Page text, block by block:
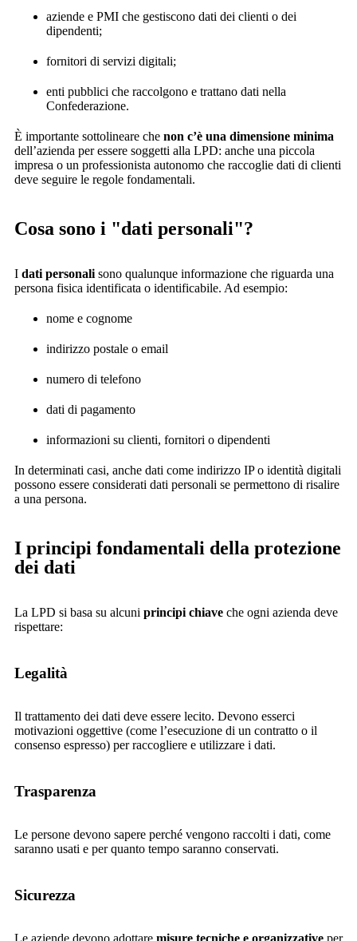
aziende e PMI che gestiscono dati dei clienti o dei
dipendenti;
fornitori di servizi digitali;
enti pubblici che raccolgono e trattano dati nella
Confederazione.
È importante sottolineare che non c’è una dimensione minima
dell’azienda per essere soggetti alla LPD: anche una piccola
impresa o un professionista autonomo che raccoglie dati di clienti
deve seguire le regole fondamentali.
Cosa sono i "dati personali"?
I dati personali sono qualunque informazione che riguarda una
persona fisica identificata o identificabile. Ad esempio:
nome e cognome
indirizzo postale o email
numero di telefono
dati di pagamento
informazioni su clienti, fornitori o dipendenti
In determinati casi, anche dati come indirizzo IP o identità digitali
possono essere considerati dati personali se permettono di risalire
a una persona.
I principi fondamentali della protezione
dei dati
La LPD si basa su alcuni principi chiave che ogni azienda deve
rispettare:
Legalità
Il trattamento dei dati deve essere lecito. Devono esserci
motivazioni oggettive (come l’esecuzione di un contratto o il
consenso espresso) per raccogliere e utilizzare i dati.
Trasparenza
Le persone devono sapere perché vengono raccolti i dati, come
saranno usati e per quanto tempo saranno conservati.
Sicurezza
Le aziende devono adottare misure tecniche e organizzative per